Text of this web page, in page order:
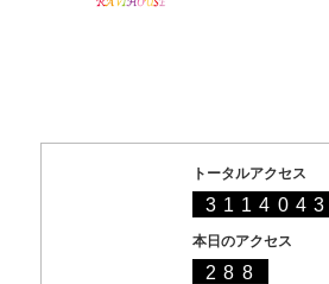
トータルアクセス
3114043
本日のアクセス
288